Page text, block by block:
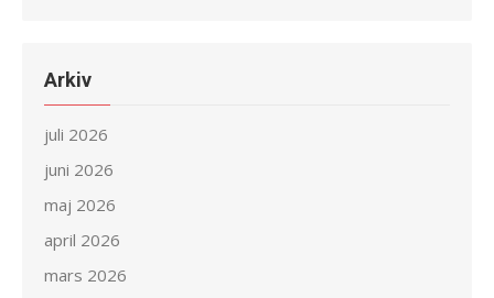
Arkiv
juli 2026
juni 2026
maj 2026
april 2026
mars 2026